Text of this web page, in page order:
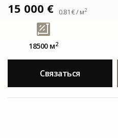
15 000 € 0.81 € / м2
18500 м2
Связаться